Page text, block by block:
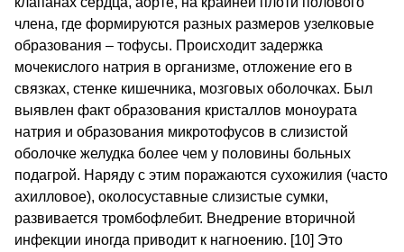
члена, где формируются разных размеров узелковые
образования – тофусы. Происходит задержка
мочекислого натрия в организме, отложение его в
связках, стенке кишечника, мозговых оболочках. Был
выявлен факт образования кристаллов моноурата
натрия и образования микротофусов в слизистой
оболочке желудка более чем у половины больных
подагрой. Наряду с этим поражаются сухожилия (часто
ахилловое), околосуставные слизистые сумки,
развивается тромбофлебит. Внедрение вторичной
инфекции иногда приводит к нагноению. [10] Это